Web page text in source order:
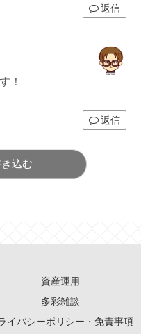
返信
！
返信
込む
資産運用
多彩雑談
イバシーポリシー・免責事項